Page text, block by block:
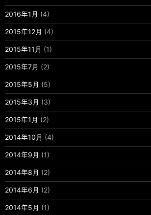
2016年1月 (4)
2015年12月 (4)
2015年11月 (1)
2015年7月 (2)
2015年5月 (5)
2015年3月 (3)
2015年1月 (2)
2014年10月 (4)
2014年9月 (1)
2014年8月 (2)
2014年6月 (2)
2014年5月 (1)